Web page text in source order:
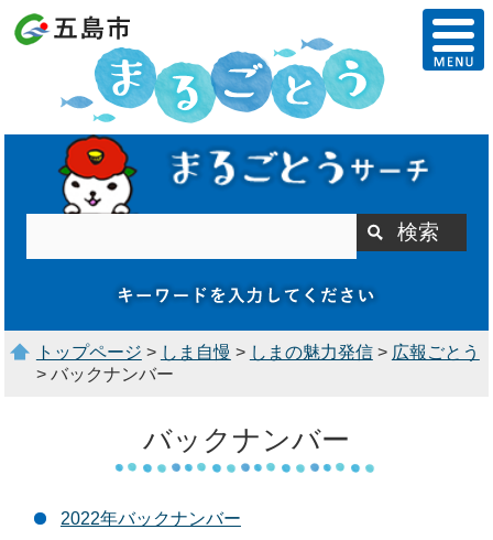
トップページ > しま自慢 > しまの魅力発信> 広報ごとう
> バックナンバー
バックナンバー
2022年バックナンバー